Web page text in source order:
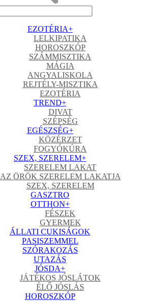
EZOTÉRIA+
LELKIPATIKA
HOROSZKÓP
SZÁMMISZTIKA
MÁGIA
ANGYALISKOLA
REJTÉLY-MISZTIKA
EZOTÉRIA
TREND+
DIVAT
SZÉPSÉG
EGÉSZSÉG+
KÖZÉRZET
FOGYÓKÚRA
SZEX, SZERELEM+
SZERELEM LAKAT
AZ ÖRÖK SZERELEM LAKATJA
SZEX, SZERELEM
GASZTRO
OTTHON+
FÉSZEK
GYERMEK
ÁLLATI CUKISÁGOK
PASISZEMMEL
SZÓRAKOZÁS
UTAZÁS
JÓSDA+
JÁTÉKOS JÓSLÁTOK
ÉLŐ JÓSLÁS
HOROSZKÓP